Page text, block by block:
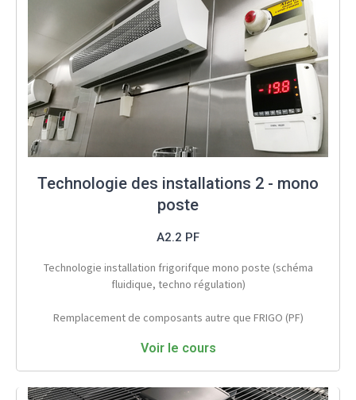
Technologie des installations 2 - mono
poste
A2.2 PF
Technologie installation frigorifque mono poste (schéma
fluidique, techno régulation)
Remplacement de composants autre que FRIGO (PF)
Voir le cours